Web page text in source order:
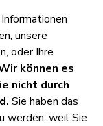
unsere
oder Ihre
können es
nicht durch
Sie haben das
werden, weil Sie